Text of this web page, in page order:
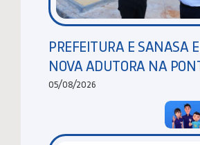
PREFEITURA E SANASA
NOVA ADUTORA NA
05/08/2026